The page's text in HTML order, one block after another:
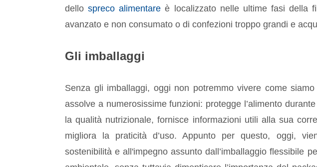
dellospreco alimentare è localizzato nelle ultime fasi della
avanzato e non consumato o di confezioni troppo grandi e
Gli imballaggi
Senza gli imballaggi, oggi non potremmo vivere come siamo
assolve a numerosissime funzioni: protegge l’alimento
la qualità nutrizionale, fornisce informazioni utili alla sua
migliora la praticità d’uso. Appunto per questo, oggi,
sostenibilità e all'impegno assunto dall’imballaggio flessibile